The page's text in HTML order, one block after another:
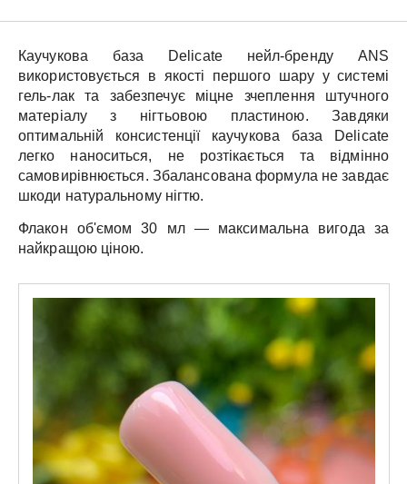
Каучукова база Delicateнейл-бренду ANS
використовується в якості першого шару у системі
гель-лак та забезпечує міцне зчеплення штучного
матеріалу з нігтьовою пластиною. Завдяки
оптимальній консистенції каучукова база
Delicate
легко наноситься, не розтікається та відмінно
самовирівнюється. Збалансована формула не завдає
шкоди натуральному нігтю.
Флакон об'ємом30 мл— максимальна вигода за
найкращою ціною.